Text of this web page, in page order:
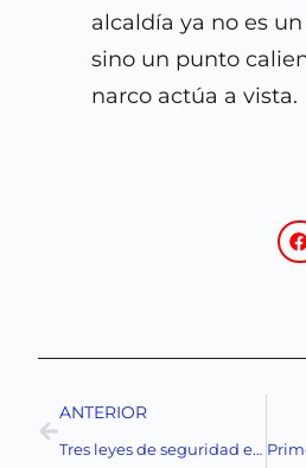
alcaldía ya no es
sino un punto
narco actúa a vista.
ANTERIOR
Tres leyes de seguridad en el extraordinario: ¿más control o menos democracia?